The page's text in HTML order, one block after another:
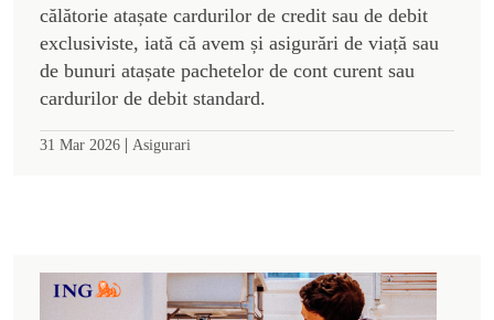
călătorie atașate cardurilor de credit sau de debit
exclusiviste, iată că avem și asigurări de viață sau
de bunuri atașate pachetelor de cont curent sau
cardurilor de debit standard.
31 Mar 2026 | Asigurari